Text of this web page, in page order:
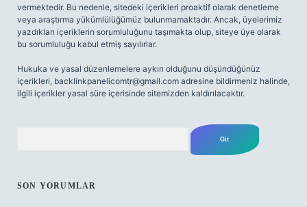
vermektedir. Bu nedenle, sitedeki içerikleri proaktif olarak denetleme
veya araştırma yükümlülüğümüz bulunmamaktadır. Ancak, üyelerimiz
yazdıkları içeriklerin sorumluluğunu taşımakta olup, siteye üye olarak
bu sorumluluğu kabul etmiş sayılırlar.
Hukuka ve yasal düzenlemelere aykırı olduğunu düşündüğünüz
içerikleri, backlinkpanelicomtr@gmail.com adresine bildirmeniz halinde,
ilgili içerikler yasal süre içerisinde sitemizden kaldırılacaktır.
SON YORUMLAR